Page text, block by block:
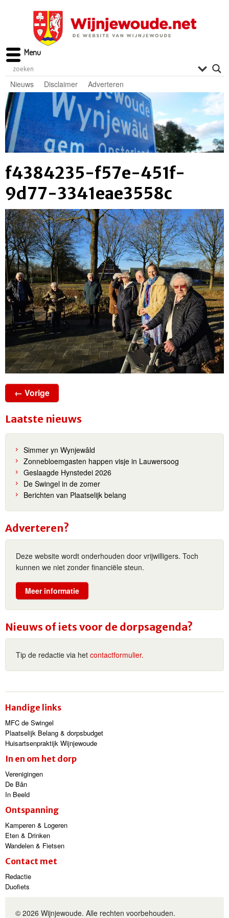
Nieuws Disclaimer Adverteren
f4384235-f57e-451f-
9d77-3341eae3558c
← Vorige
Laatste nieuws
Simmer yn Wynjewâld
Zonnebloemgasten happen visje in Lauwersoog
Geslaagde Hynstedei 2026
De Swingel in de zomer
Berichten van Plaatselijk belang
Adverteren?
Deze website wordt onderhouden door vrijwilligers. Toch
kunnen we niet zonder financiële steun.
Meer informatie
Nieuws of iets voor de dorpsagenda?
Tip de redactie via het contactformulier.
Handige links
MFC de Swingel
Plaatselijk Belang & dorpsbudget
Huisartsenpraktijk Wijnjewoude
In en om het dorp
Verenigingen
De Bân
In Beeld
Ontspanning
Kamperen & Logeren
Eten & Drinken
Wandelen & Fietsen
Contact met
Redactie
Duofiets
© 2026 Wijnjewoude. Alle rechten voorbehouden.
Menu